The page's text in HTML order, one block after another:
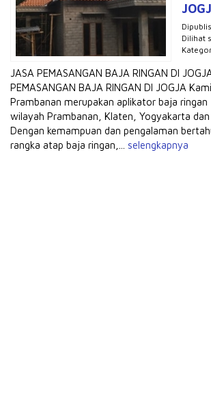
Dilihat
JASA PEMASANGAN BAJA RINGAN DI
PEMASANGAN BAJA RINGAN DI JOGJA
Prambanan merupakan aplikator baja
wilayah Prambanan, Klaten, Yogyakarta dan
Dengan kemampuan dan pengalaman
rangka atap baja ringan,... selengkapnya